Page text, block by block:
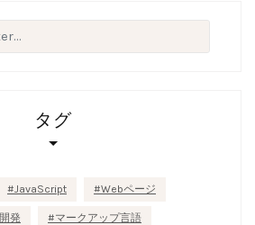
タグ
JavaScript Webページ
発 マークアップ言語